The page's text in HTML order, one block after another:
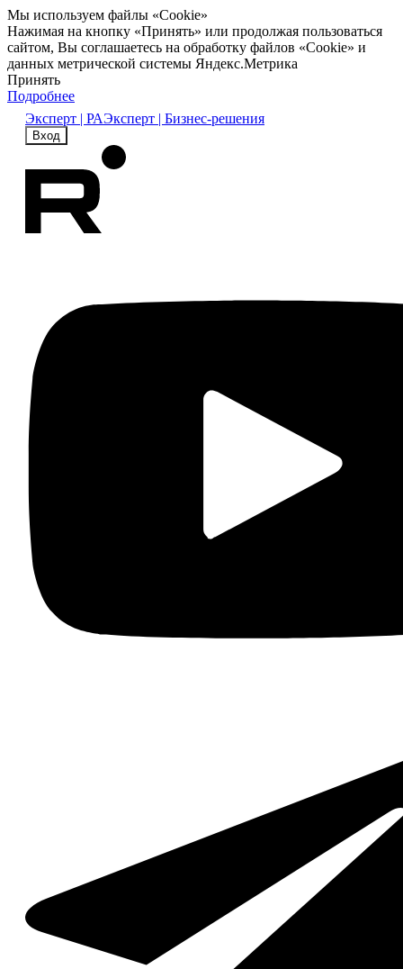
Мы используем файлы «Cookie»
Нажимая на кнопку «Принять» или продолжая пользоваться
сайтом, Вы соглашаетесь на обработку файлов «Cookie» и
данных метрической системы Яндекс.Метрика
Принять
Подробнее
Эксперт | РАЭксперт | Бизнес-решения
Вход